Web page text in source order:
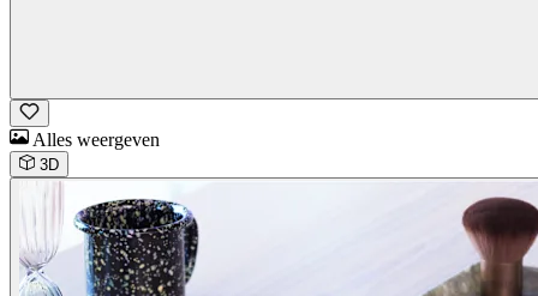
Alles weergeven
3D